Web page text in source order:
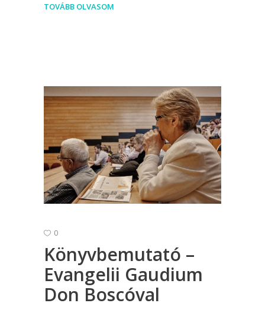
TOVÁBB OLVASOM
0
Könyvbemutató –
Evangelii Gaudium
Don Boscóval